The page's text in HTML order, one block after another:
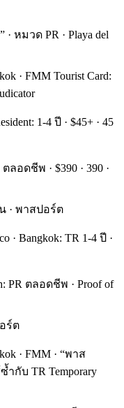
หมวด PR · Playa del
· FMM Tourist Card:
1-4 ปี · $45+ · 45
ลอดชีพ · $390 · 390 ·
· พาสปอร์ต
· Bangkok: TR 1-4 ปี ·
PR ตลอดชีพ · Proof of
ร์ต
· FMM · “พาส
ซ้ำกับ TR Temporary